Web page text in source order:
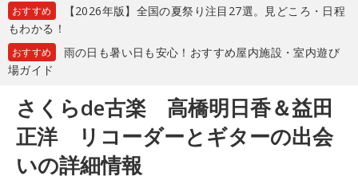
おすすめ
【2026年版】全国の夏祭り注目27選。見どころ・日程
もわかる！
おすすめ
雨の日も暑い日も安心！おすすめ屋内施設・室内遊び
場ガイド
さくらde古楽 高橋明日香＆益田
正洋 リコーダーとギターの出会
いの詳細情報